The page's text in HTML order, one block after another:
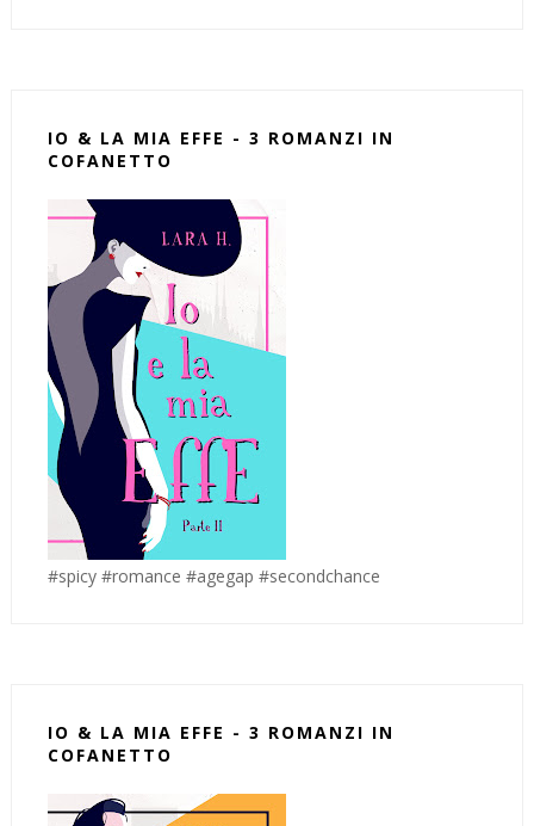
IO & LA MIA EFFE - 3 ROMANZI IN
COFANETTO
#spicy #romance #agegap #secondchance
IO & LA MIA EFFE - 3 ROMANZI IN
COFANETTO